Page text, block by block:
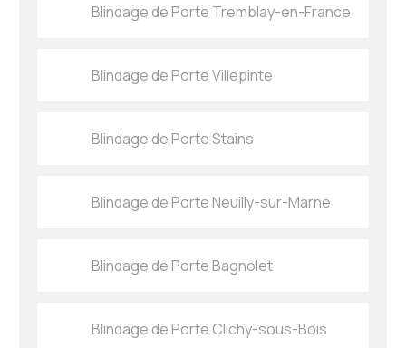
Blindage de Porte Tremblay-en-France
Blindage de Porte Villepinte
Blindage de Porte Stains
Blindage de Porte Neuilly-sur-Marne
Blindage de Porte Bagnolet
Blindage de Porte Clichy-sous-Bois